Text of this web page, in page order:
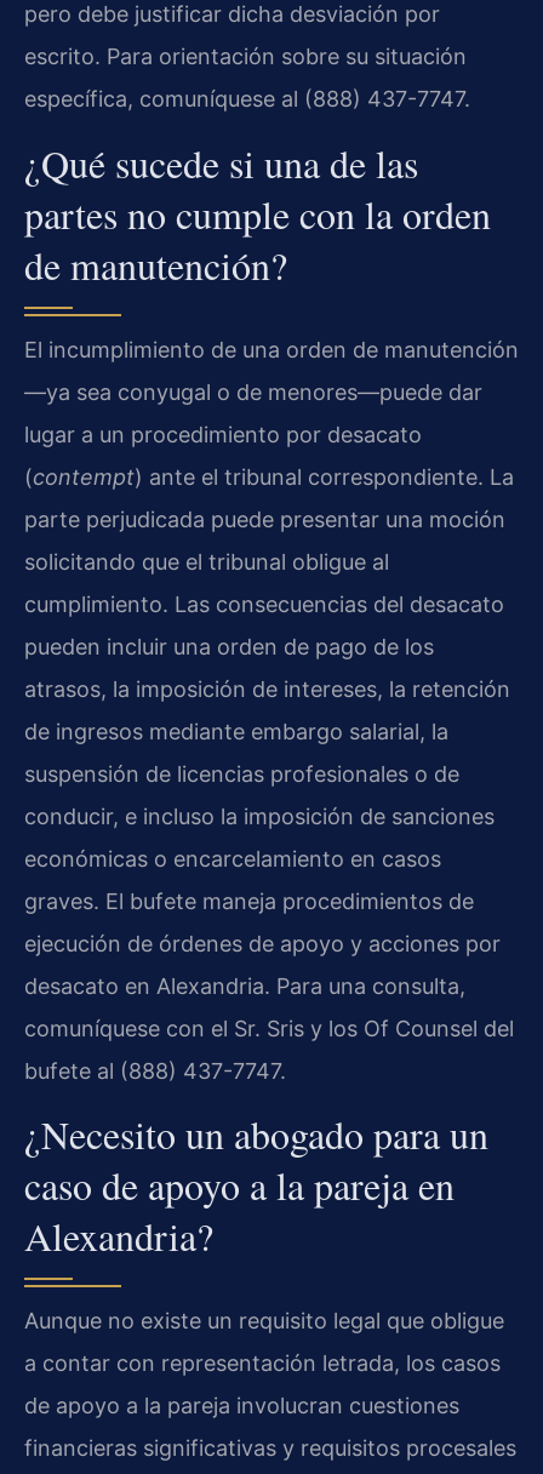
pero debe justificar dicha desviación por
escrito. Para orientación sobre su situación
específica, comuníquese al (888) 437-7747.
¿Qué sucede si una de las
partes no cumple con la orden
de manutención?
El incumplimiento de una orden de manutención
—ya sea conyugal o de menores—puede dar
lugar a un procedimiento por desacato
(contempt) ante el tribunal correspondiente. La
parte perjudicada puede presentar una moción
solicitando que el tribunal obligue al
cumplimiento. Las consecuencias del desacato
pueden incluir una orden de pago de los
atrasos, la imposición de intereses, la retención
de ingresos mediante embargo salarial, la
suspensión de licencias profesionales o de
conducir, e incluso la imposición de sanciones
económicas o encarcelamiento en casos
graves. El bufete maneja procedimientos de
ejecución de órdenes de apoyo y acciones por
desacato en Alexandria. Para una consulta,
comuníquese con el Sr. Sris y los Of Counsel del
bufete al (888) 437-7747.
¿Necesito un abogado para un
caso de apoyo a la pareja en
Alexandria?
Aunque no existe un requisito legal que obligue
a contar con representación letrada, los casos
de apoyo a la pareja involucran cuestiones
financieras significativas y requisitos procesales